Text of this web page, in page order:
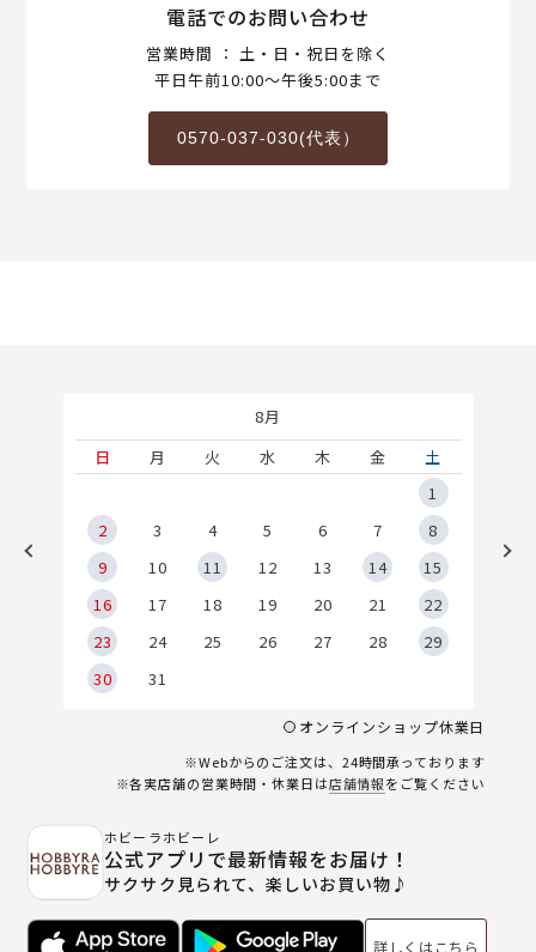
電話でのお問い合わせ
営業時間 ： 土・日・祝日を除く
平日午前10:00～午後5:00まで
0570-037-030(代表）
8月
日
月 火 水 木 金
土
1
2
3 4 5 6 7
8
9
10 11 12 13 14
15
16
17 18 19 20 21
22
23
24 25 26 27 28
29
30
31
オンラインショップ休業日
※Webからのご注文は、24時間承っております
※各実店舗の営業時間・休業日は店舗情報をご覧ください
ホビーラホビーレ
公式アプリで最新情報をお届け！
サクサク見られて、楽しいお買い物♪
詳しくはこちら